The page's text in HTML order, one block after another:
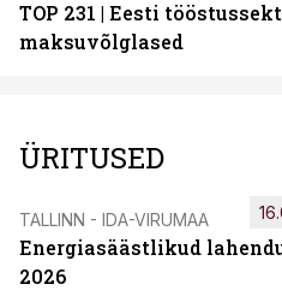
TOP 231 | Eesti
maksuvõlglased
ÜRITUSED
TALLINN - IDA-VIRUMAA
Energiasäästlikud
2026